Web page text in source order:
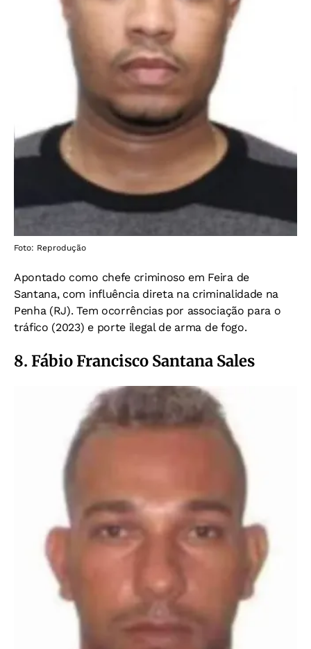
Foto: Reprodução
Apontado como chefe criminoso em Feira de
Santana, com influência direta na criminalidade na
Penha (RJ). Tem ocorrências por associação para o
tráfico (2023) e porte ilegal de arma de fogo.
8. Fábio Francisco Santana Sales